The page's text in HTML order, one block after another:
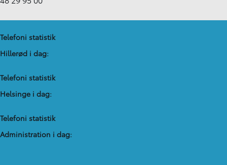
Telefoni statistik
Hillerød i dag:
Telefoni statistik
Helsinge i dag:
Telefoni statistik
Administration​ i dag: